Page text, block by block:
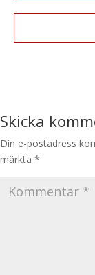
Skicka
Din e-postadress
märkta *